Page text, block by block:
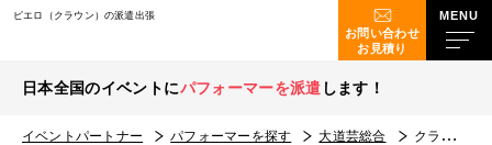
ピエロ（クラウン）の派遣出張
お問い合わせ
お見積り
日本全国のイベントにパフォーマーを派遣 します！
イベントパートナー パフォーマーを探す 大道芸総合 クラウン(ピエロ)